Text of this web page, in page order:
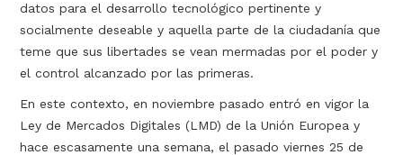
datos para el desarrollo tecnológico pertinente y
socialmente deseable y aquella parte de la ciudadanía que
teme que sus libertades se vean mermadas por el poder y
el control alcanzado por las primeras.
En este contexto, en noviembre pasado entró en vigor la
Ley de Mercados Digitales (LMD) de la Unión Europea y
hace escasamente una semana, el pasado viernes 25 de